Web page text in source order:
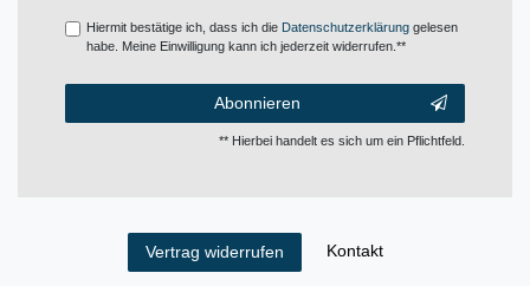
Hiermit bestätige ich, dass ich die Daten­schutz­erklärunggelesen
habe. Meine Einwilligung kann ich jederzeit widerrufen.**
Abonnieren
** Hierbei handelt es sich um ein Pflichtfeld.
Vertrag widerrufen Kontakt